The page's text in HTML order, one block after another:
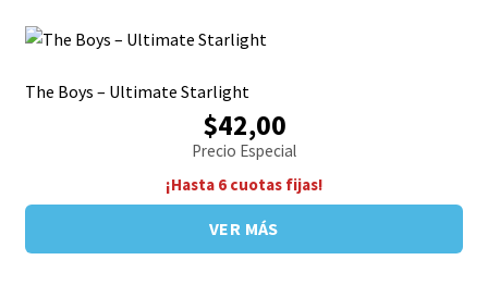
The Boys – Ultimate Starlight
$42,00
Precio Especial
¡Hasta 6 cuotas fijas!
VER MÁS